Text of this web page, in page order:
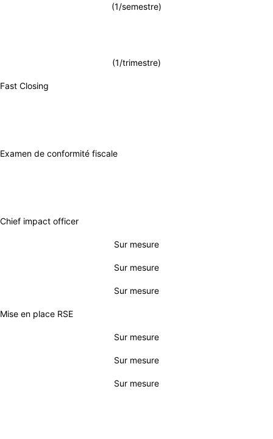
(1/semestre)
(1/trimestre)
Fast Closing
Examen de conformité fiscale
Chief impact officer
Sur mesure
Sur mesure
Sur mesure
Mise en place RSE
Sur mesure
Sur mesure
Sur mesure